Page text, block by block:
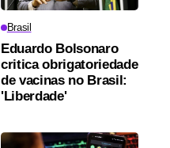
Brasil
Eduardo Bolsonaro
critica obrigatoriedade
de vacinas no Brasil:
'Liberdade'